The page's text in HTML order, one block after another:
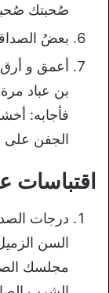
صُحبتك
بعضُ
أعمق و
بن عباد
فأجابه:
الجفن على
اقتباسات
درجات
السن
مجلسك